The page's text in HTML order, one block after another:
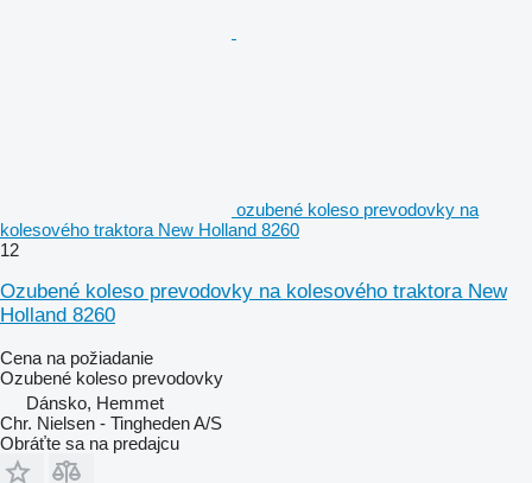
ozubené koleso prevodovky na
kolesového traktora New Holland 8260
12
Ozubené koleso prevodovky na kolesového traktora New
Holland 8260
Cena na požiadanie
Ozubené koleso prevodovky
Dánsko, Hemmet
Chr. Nielsen - Tingheden A/S
Obráťte sa na predajcu